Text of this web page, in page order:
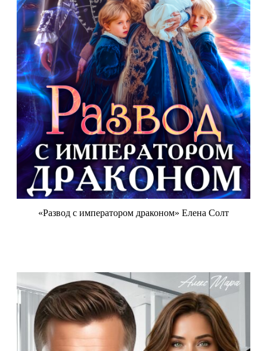
«Развод с императором драконом» Елена Солт